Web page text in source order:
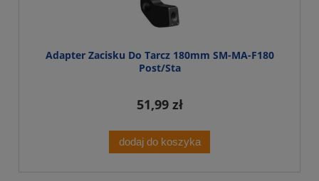
Adapter Zacisku Do Tarcz 180mm SM-MA-F180
Post/Sta
51,99 zł
dodaj do koszyka